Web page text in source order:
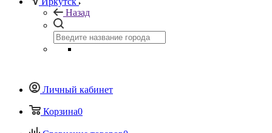
Назад
Личный кабинет
Корзина0